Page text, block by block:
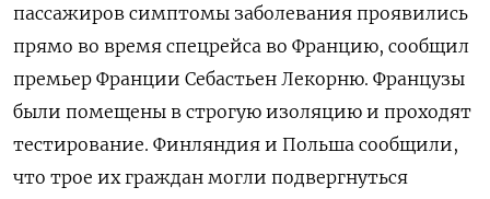
пассажиров симптомы заболевания проявились
прямо во время спецрейса во Францию, сообщил
премьер Франции Себастьен Лекорню. Французы
были помещены в строгую изоляцию и проходят
тестирование. Финляндия и Польша сообщили,
что трое их граждан могли подвергнуться